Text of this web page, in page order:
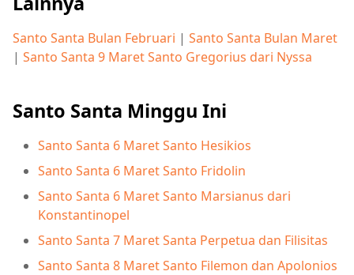
Santo Santa Bulan Februari | Santo Santa Bulan Maret
| Santo Santa 9 Maret Santo Gregorius dari Nyssa
Santo Santa Minggu Ini
Santo Santa 6 Maret Santo Hesikios
Santo Santa 6 Maret Santo Fridolin
Santo Santa 6 Maret Santo Marsianus dari
Konstantinopel
Santo Santa 7 Maret Santa Perpetua dan Filisitas
Santo Santa 8 Maret Santo Filemon dan Apolonios